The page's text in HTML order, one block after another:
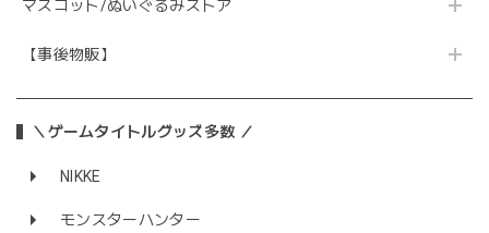
マスコット/ぬいぐるみストア
【事後物販】
＼ゲームタイトルグッズ多数 ／
NIKKE
モンスターハンター